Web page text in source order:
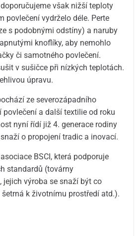
však nižší teploty
povlečení vydrželo déle. Perte
s podobnými odstíny) a naruby
knoflíky, aby nemohlo
či samotného povlečení.
v sušičce při nízkých teplotách.
úpravu.
ze severozápadního
povlečení a další textilie od roku
nyní řídí již 4. generace rodiny
o propojení tradic a inovací.
BSCI, která podporuje
standardů (továrny
jejich výroba se snaží být co
k životnímu prostředí atd.).